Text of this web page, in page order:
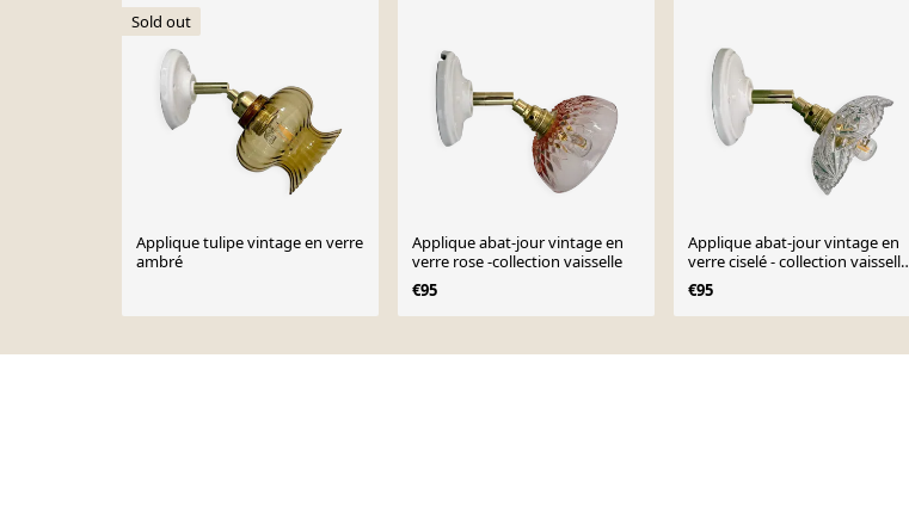
Sold out
Applique tulipe vintage en verre
ambré
Applique abat-jour vintage en
verre rose -collection vaisselle
€95
Applique abat-jour vintage en
verre ciselé - collection vaisselle
-
€95